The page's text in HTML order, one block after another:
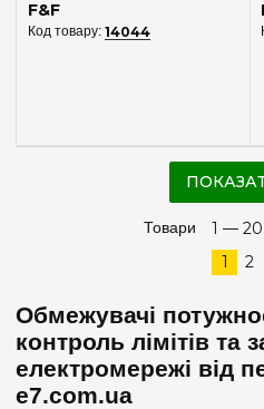
F&F
14044
Товари 1 — 20
1
2
Обмежувачі
контроль лімітів та
електромережі від
e7.com.ua